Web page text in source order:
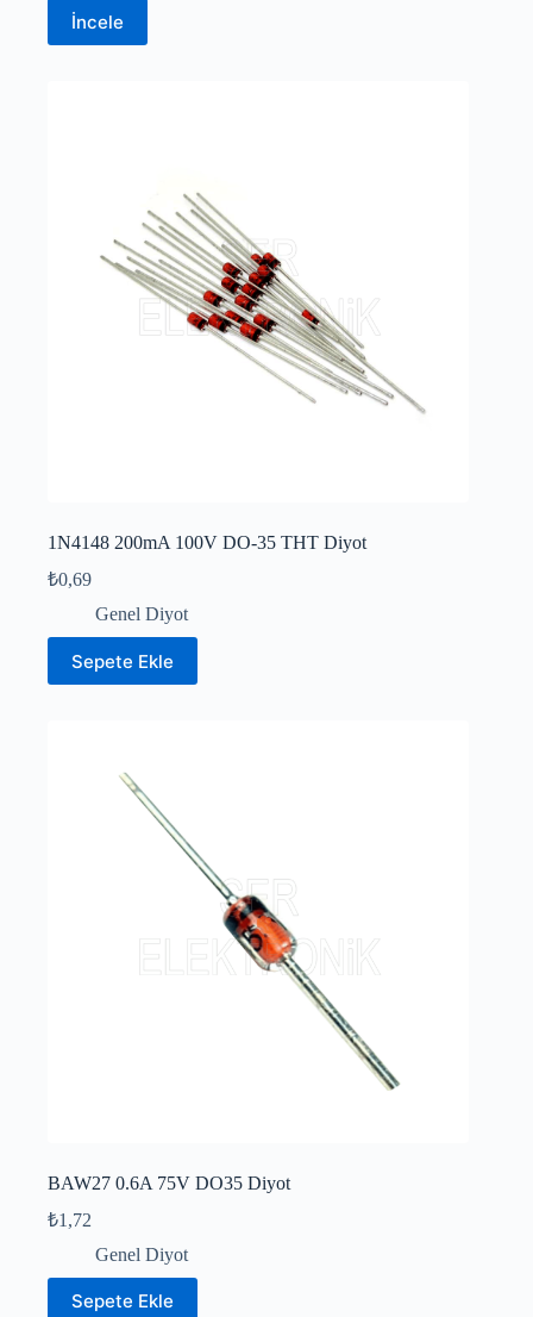
İncele
1N4148 200mA 100V DO-35 THT Diyot
₺0,69
Genel Diyot
Sepete Ekle
BAW27 0.6A 75V DO35 Diyot
₺1,72
Genel Diyot
Sepete Ekle